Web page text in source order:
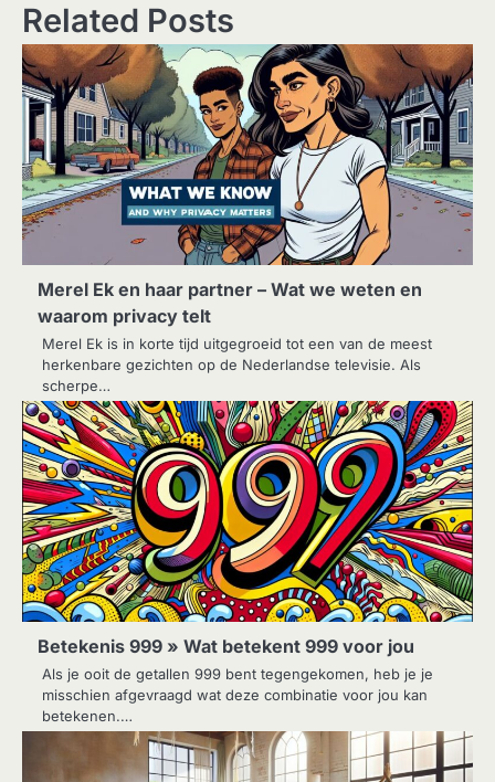
Related Posts
Merel Ek en haar partner – Wat we weten en
waarom privacy telt
Merel Ek is in korte tijd uitgegroeid tot een van de meest
herkenbare gezichten op de Nederlandse televisie. Als
scherpe…
Betekenis 999 » Wat betekent 999 voor jou
Als je ooit de getallen 999 bent tegengekomen, heb je je
misschien afgevraagd wat deze combinatie voor jou kan
betekenen.…